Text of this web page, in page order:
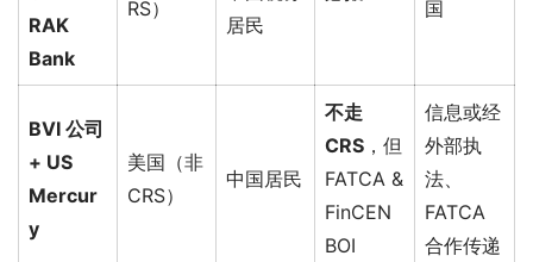
RAK
Bank
RS）
居民
国
BVI 公司
+ US
Mercur
y
美国（非
CRS）
中国居民
不走
CRS ，但
FATCA &
FinCEN
BOI
信息或经
外部执
法、
FATCA
合作传递